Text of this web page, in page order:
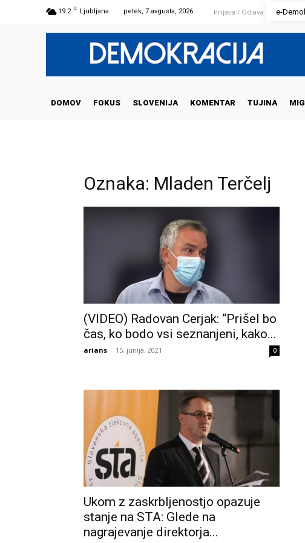
19.2 C Ljubljana petek, 7 avgusta, 2026 Prijava / Odjava e-
DOMOV FOKUS SLOVENIJA KOMENTAR TUJINA
Oznaka: Mladen Terčelj
(VIDEO) Radovan Cerjak: “Prišel bo
čas, ko bodo vsi seznanjeni, kako...
arians - 15. junija, 2021 0
Ukom z zaskrbljenostjo opazuje
stanje na STA: Glede na
nagrajevanje direktorja...